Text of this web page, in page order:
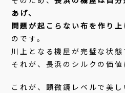
あげ、
問題が起こらない布を作り
のです。
川上となる機屋が完璧な状態
それが、長浜のシルクの価値
これが、顕微鏡レベルで美